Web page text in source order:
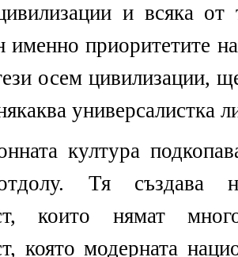
и всяка от
именно приоритетите
осем цивилизации,
универсалистка
култура
Тя създава
които нямат
която модерната